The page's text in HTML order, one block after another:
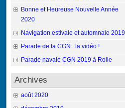
Bonne et Heureuse Nouvelle Année
2020
Navigation estivale et automnale 2019
Parade de la CGN : la vidéo !
Parade navale CGN 2019 à Rolle
Archives
août 2020